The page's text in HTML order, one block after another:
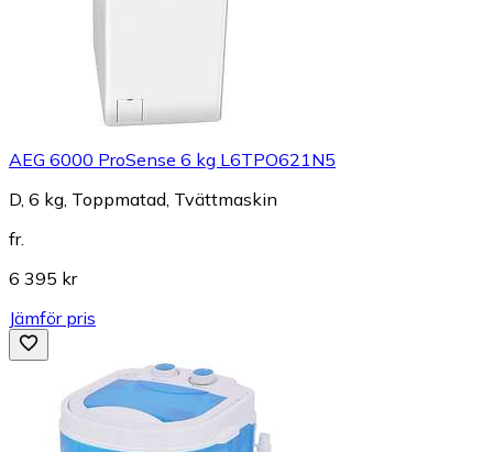
AEG 6000 ProSense 6 kg L6TPO621N5
D, 6 kg, Toppmatad, Tvättmaskin
fr.
6 395 kr
Jämför pris